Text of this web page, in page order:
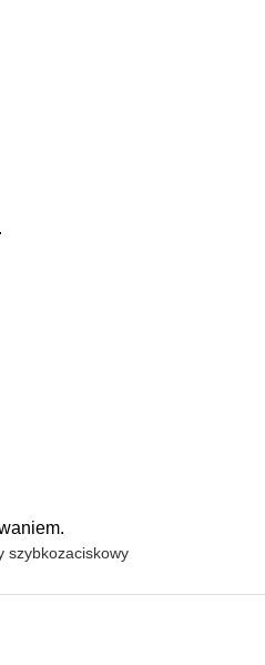
szybkozaciskowy